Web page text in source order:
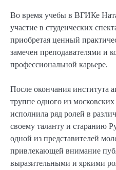
Во время учебы в ВГИКе
участие в студенческих
приобретая ценный
замечен преподавателями и
профессиональной карьере.
После окончания института
труппе одного из
исполнила ряд ролей в
своему таланту и старанию
одной из представителей
привлекающей внимание
выразительными и яркими